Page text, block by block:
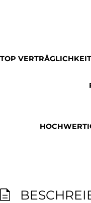
TOP VERTRÄGLICHKEIT